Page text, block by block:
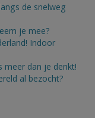
de snelweg
je mee?
Indoor
dan je denkt!
al bezocht?